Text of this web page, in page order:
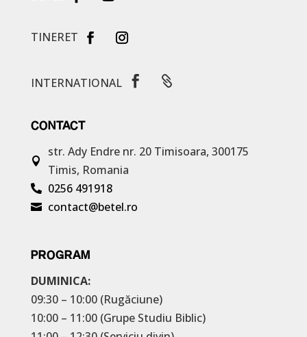
TINERET
INTERNATIONAL  
CONTACT

str. Ady Endre nr. 20 Timisoara, 300175
Timis, Romania
 0256 491918
 contact@betel.ro
PROGRAM
DUMINICA:
09:30 – 10:00 (Rugăciune)
10:00 – 11:00 (Grupe Studiu Biblic)